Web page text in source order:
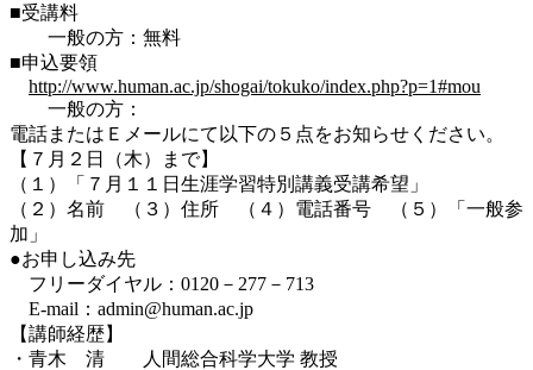
■受講料
一般の方：無料
■申込要領
http://www.human.ac.jp/shogai/tokuko/index.php?p=1#mou
一般の方：
電話またはＥメールにて以下の５点をお知らせください。
【７月２日（木）まで】
（１）「７月１１日生涯学習特別講義受講希望」
（２）名前 （３）住所 （４）電話番号 （５）「一般参
加」
●お申し込み先
フリーダイヤル：0120－277－713
E-mail：admin@human.ac.jp
【講師経歴】
・青木 清 人間総合科学大学 教授